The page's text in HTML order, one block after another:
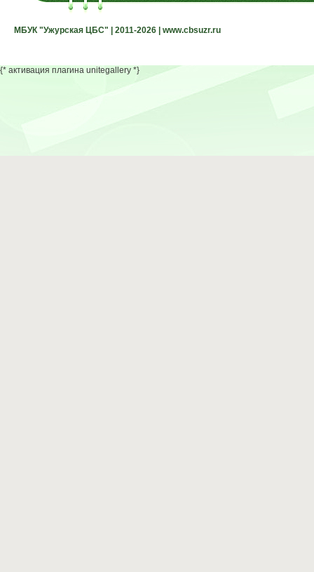
МБУК "Ужурская ЦБС" | 2011-2026 | www.cbsuzr.ru
МБУК "Ужурская ЦБС" | 2011-2026 | www.cbsuzr.ru
{* активация плагина unitegallery *}